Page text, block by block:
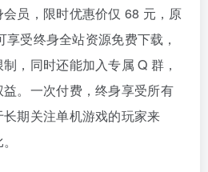
员，限时优惠价仅 68 元，原
受终身全站资源免费下载，
，同时还能加入专属 Q 群，
。一次付费，终身享受所有
期关注单机游戏的玩家来